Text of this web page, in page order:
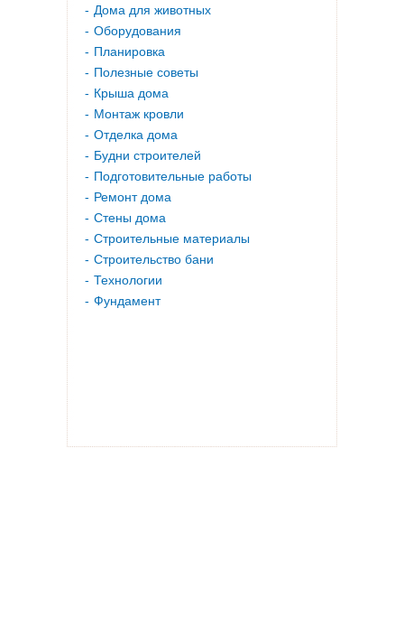
Дома для животных
Оборудования
Планировка
Полезные советы
Крыша дома
Монтаж кровли
Отделка дома
Будни строителей
Подготовительные работы
Ремонт дома
Стены дома
Строительные материалы
Строительство бани
Технологии
Фундамент